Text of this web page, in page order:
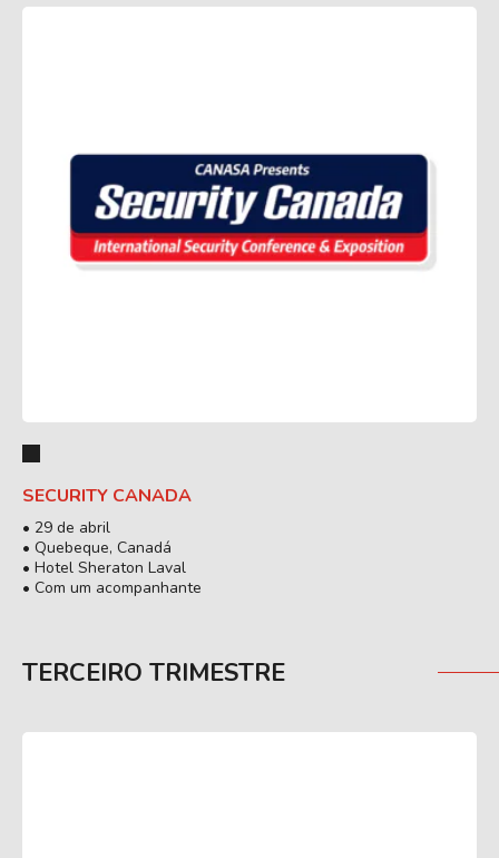
SECURITY CANADA
• 29 de abril
• Quebeque, Canadá
• Hotel Sheraton Laval
• Com um acompanhante
TERCEIRO TRIMESTRE